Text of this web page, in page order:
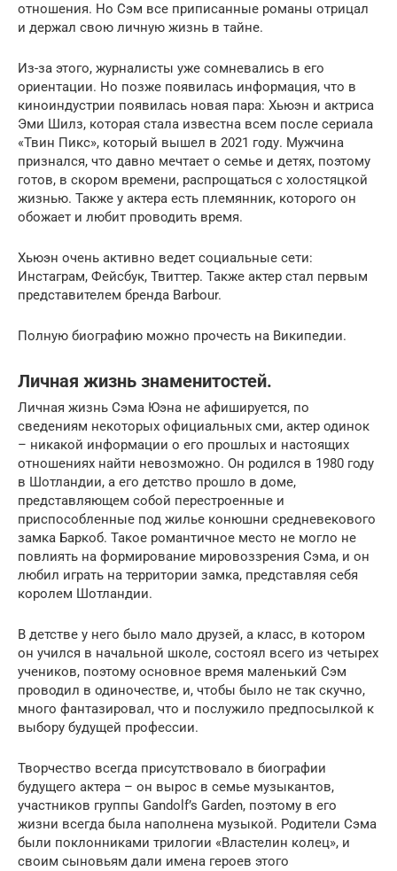
отношения. Но Сэм все приписанные романы отрицал
и держал свою личную жизнь в тайне.
Из-за этого, журналисты уже сомневались в его
ориентации. Но позже появилась информация, что в
киноиндустрии появилась новая пара: Хьюэн и актриса
Эми Шилз, которая стала известна всем после сериала
«Твин Пикс», который вышел в 2021 году. Мужчина
признался, что давно мечтает о семье и детях, поэтому
готов, в скором времени, распрощаться с холостяцкой
жизнью. Также у актера есть племянник, которого он
обожает и любит проводить время.
Хьюэн очень активно ведет социальные сети:
Инстаграм, Фейсбук, Твиттер. Также актер стал первым
представителем бренда Barbour.
Полную биографию можно прочесть на Википедии.
Личная жизнь знаменитостей.
Личная жизнь Сэма Юэна не афишируется, по
сведениям некоторых официальных сми, актер одинок
– никакой информации о его прошлых и настоящих
отношениях найти невозможно. Он родился в 1980 году
в Шотландии, а его детство прошло в доме,
представляющем собой перестроенные и
приспособленные под жилье конюшни средневекового
замка Баркоб. Такое романтичное место не могло не
повлиять на формирование мировоззрения Сэма, и он
любил играть на территории замка, представляя себя
королем Шотландии.
В детстве у него было мало друзей, а класс, в котором
он учился в начальной школе, состоял всего из четырех
учеников, поэтому основное время маленький Сэм
проводил в одиночестве, и, чтобы было не так скучно,
много фантазировал, что и послужило предпосылкой к
выбору будущей профессии.
Творчество всегда присутствовало в биографии
будущего актера – он вырос в семье музыкантов,
участников группы Gandolf’s Garden, поэтому в его
жизни всегда была наполнена музыкой. Родители Сэма
были поклонниками трилогии «Властелин колец», и
своим сыновьям дали имена героев этого